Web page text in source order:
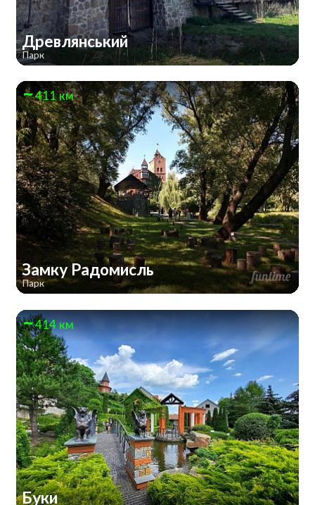
Древлянський
Парк
411 км
Замку Радомисль
Парк
414 км
Буки